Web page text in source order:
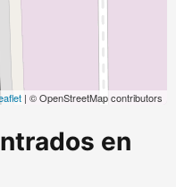
| © OpenStreetMap contributors
en